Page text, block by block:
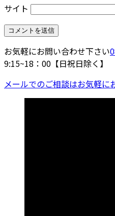
サイト
お気軽にお問い合わせ下さい
9:15~18：00【日祝日除く】
メールでのご相談はお気軽に